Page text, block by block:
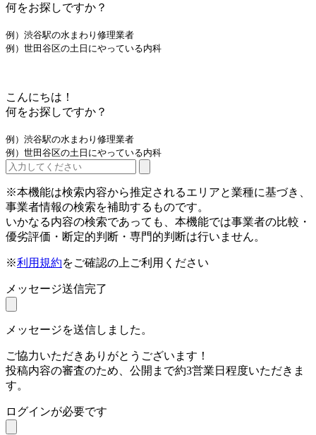
何をお探しですか？
例）渋谷駅の水まわり修理業者
例）世田谷区の土日にやっている内科
こんにちは！
何をお探しですか？
例）渋谷駅の水まわり修理業者
例）世田谷区の土日にやっている内科
※本機能は検索内容から推定されるエリアと業種に基づき、
事業者情報の検索を補助するものです。
いかなる内容の検索であっても、本機能では事業者の比較・
優劣評価・断定的判断・専門的判断は行いません。
※利用規約をご確認の上ご利用ください
メッセージ送信完了
メッセージを送信しました。
ご協力いただきありがとうございます！
投稿内容の審査のため、公開まで約3営業日程度いただきま
す。
ログインが必要です